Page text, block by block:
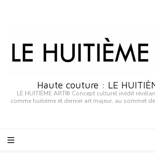
Haute couture : LE
LE HUITIÈME ART® Concept culturel inédit
comme huitième et dernier art majeur, au sommet